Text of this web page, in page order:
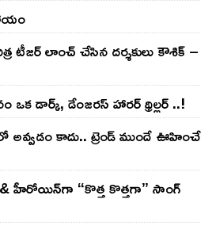
టీజర్ లాంచ్ చేసిన‌ దర్శకులు కౌశిక్ –
డార్క్, డేంజరస్ హారర్ థ్రిల్లర్ ..!
కాదు.. ట్రెండ్‌ ముందే ఊహించే
హీరోయిన్‌గా “కొత్త కొత్తగా” సాంగ్